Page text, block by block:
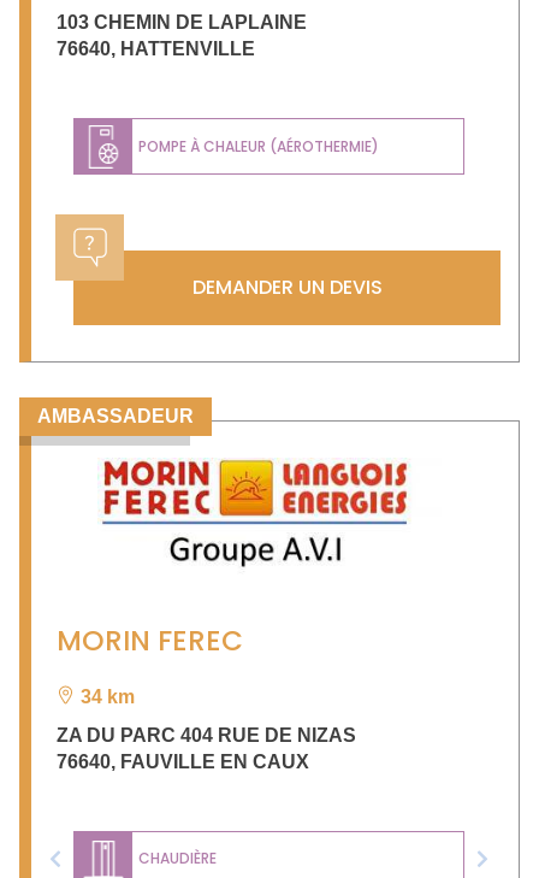
103 CHEMIN DE LAPLAINE
76640, HATTENVILLE
POMPE À CHALEUR (AÉROTHERMIE)
DEMANDER UN DEVIS
AMBASSADEUR
MORIN FEREC
34 km
ZA DU PARC 404 RUE DE NIZAS
76640, FAUVILLE EN CAUX
CHAUDIÈRE
Previous Next